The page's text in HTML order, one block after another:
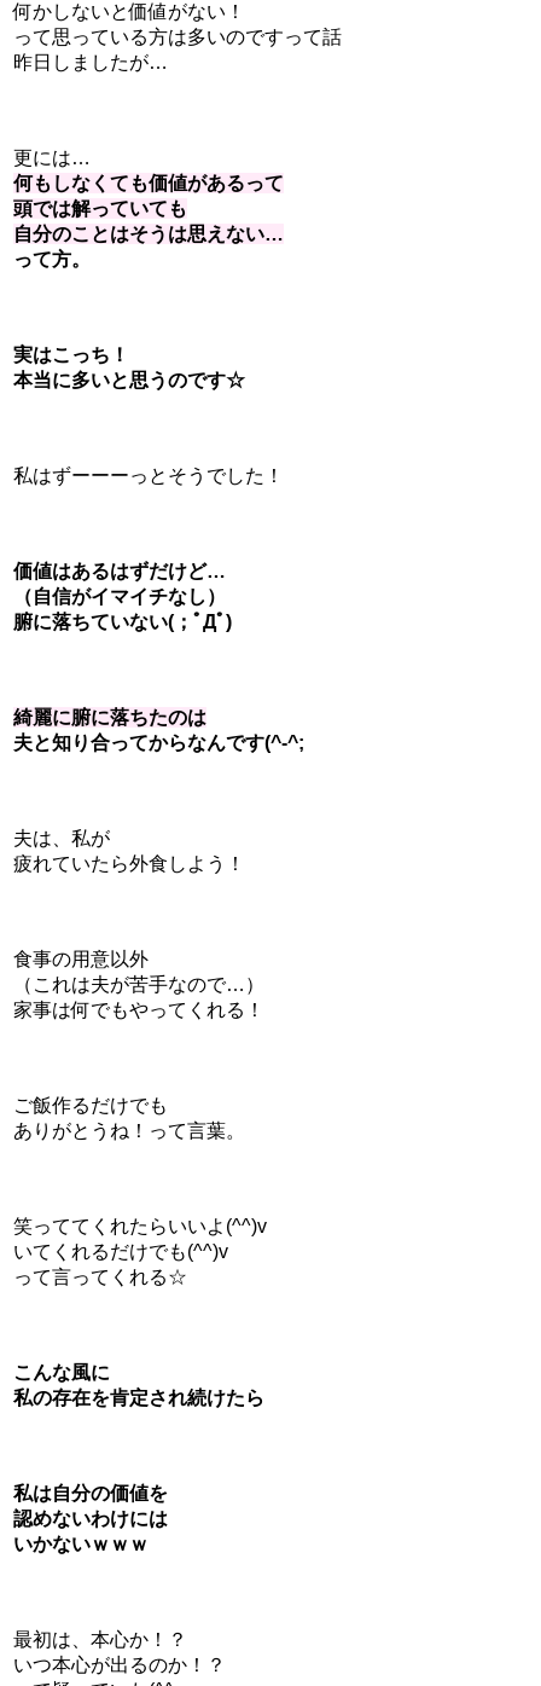
何かしないと価値がない！
って思っている方は多いのですって話
昨日しましたが…
更には…
何もしなくても価値があるって
頭では解っていても
自分のことはそうは思えない…
って方。
実はこっち！
本当に多いと思うのです☆
私はずーーーっとそうでした！
価値はあるはずだけど…
（自信がイマイチなし）
腑に落ちていない(；ﾟДﾟ)
綺麗に腑に落ちたのは
夫と知り合ってからなんです(^-^;
夫は、私が
疲れていたら外食しよう！
食事の用意以外
（これは夫が苦手なので…）
家事は何でもやってくれる！
ご飯作るだけでも
ありがとうね！って言葉。
笑っててくれたらいいよ(^^)v
いてくれるだけでも(^^)v
って言ってくれる☆
こんな風に
私の存在を肯定され続けたら
私は自分の価値を
認めないわけには
いかないｗｗｗ
最初は、本心か！？
いつ本心が出るのか！？